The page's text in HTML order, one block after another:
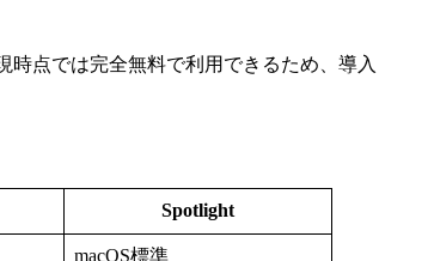
時点では完全無料で利用できるため、導入
Spotlight
macOS標準